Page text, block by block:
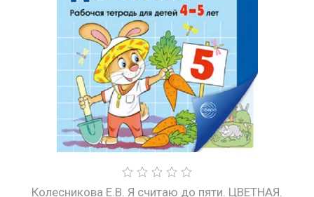
Колесникова Е.В. Я считаю до пяти. ЦВЕТНАЯ.